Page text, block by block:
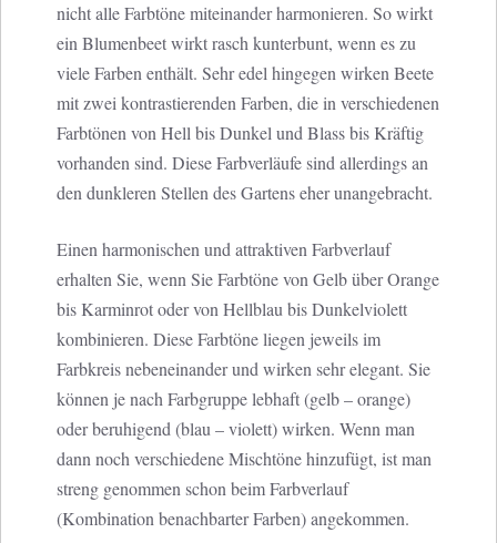
nicht alle Farbtöne miteinander harmonieren. So wirkt
ein Blumenbeet wirkt rasch kunterbunt, wenn es zu
viele Farben enthält. Sehr edel hingegen wirken Beete
mit zwei kontrastierenden Farben, die in verschiedenen
Farbtönen von Hell bis Dunkel und Blass bis Kräftig
vorhanden sind. Diese Farbverläufe sind allerdings an
den dunkleren Stellen des Gartens eher unangebracht.
Einen harmonischen und attraktiven Farbverlauf
erhalten Sie, wenn Sie Farbtöne von Gelb über Orange
bis Karminrot oder von Hellblau bis Dunkelviolett
kombinieren. Diese Farbtöne liegen jeweils im
Farbkreis nebeneinander und wirken sehr elegant. Sie
können je nach Farbgruppe lebhaft (gelb – orange)
oder beruhigend (blau – violett) wirken. Wenn man
dann noch verschiedene Mischtöne hinzufügt, ist man
streng genommen schon beim Farbverlauf
(Kombination benachbarter Farben) angekommen.